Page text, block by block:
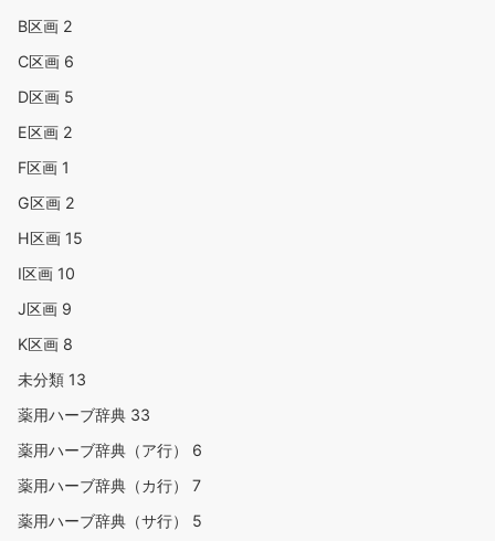
B区画 2
C区画 6
D区画 5
E区画 2
F区画 1
G区画 2
H区画 15
I区画 10
J区画 9
K区画 8
未分類 13
薬用ハーブ辞典 33
薬用ハーブ辞典（ア行） 6
薬用ハーブ辞典（カ行） 7
薬用ハーブ辞典（サ行） 5